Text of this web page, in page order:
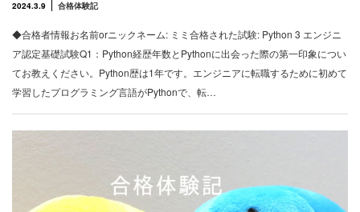
2024.3.9 合格体験記
◆合格者情報お名前orニックネーム: ミミ合格された試験: Python 3 エンジニ
ア認定基礎試験Q1：Python経歴年数とPythonに出会った際の第一印象につい
てお教えください。Python歴は1年です。エンジニアに転職するために初めて
学習したプログラミング言語がPythonで、転…